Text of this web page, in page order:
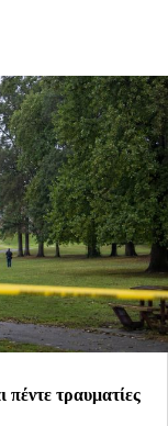
πέντε τραυματίες